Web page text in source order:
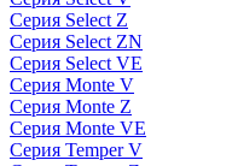
Серия Select Z
Серия Select ZN
Серия Select VE
Серия Monte V
Серия Monte Z
Серия Monte VE
Серия Temper V